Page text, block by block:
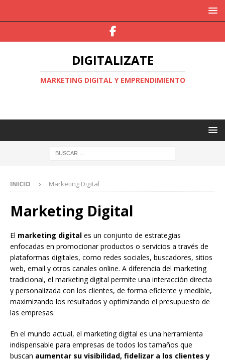
DIGITALIZATE
MARKETING DIGITAL Y EMPRENDIMIENTO
INICIO Marketing Digital
Marketing Digital
El marketing digital es un conjunto de estrategias
enfocadas en promocionar productos o servicios a través de
plataformas digitales, como redes sociales, buscadores, sitios
web, email y otros canales online. A diferencia del marketing
tradicional, el marketing digital permite una interacción directa
y personalizada con los clientes, de forma eficiente y medible,
maximizando los resultados y optimizando el presupuesto de
las empresas.
En el mundo actual, el marketing digital es una herramienta
indispensable para empresas de todos los tamaños que
buscan aumentar su visibilidad, fidelizar a los clientes y